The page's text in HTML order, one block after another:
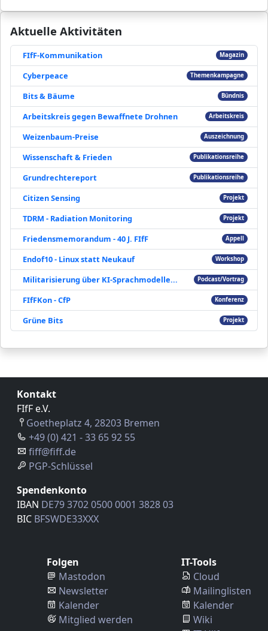
Aktuelle Aktivitäten
FIfF-Kommunikation Magazin
Cyberpeace Themenkampagne
Bits & Bäume Bündnis
Arbeitskreis gegen Bewaffnete Drohnen Arbeitskreis
Weizenbaum-Preise Auszeichnung
Wissenschaft & Frieden Publikationsreihe
Grundrechtereport Publikationsreihe
Citizen Sensing Projekt
TDRM - Radiation Monitoring Projekt
Friedensmemorandum - 40 J. FIfF Appell
Endof10 - Linux statt Neukauf Workshop
Militarisierung über KI-Sprachmodelle... Podcast/Vortrag
FIfFKon - CfP Konferenz
Grüne Bits Projekt
Kontakt
FIfF e.V.
Goetheplatz 4, 28203 Bremen
+49 (0) 421 - 33 65 92 55
fiff@fiff.de
PGP-Schlüssel
Spendenkonto
IBAN DE79 3702 0500 0001 3828 03
BIC BFSWDE33XXX
Folgen
Mastodon
Newsletter
Kalender
Mitglied werden
IT-Tools
Cloud
Mailinglisten
Kalender
Wiki